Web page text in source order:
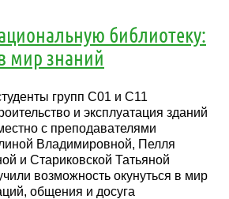
библиотеку:
мир знаний
групп С01 и С11
и эксплуатация зданий
с преподавателями
Владимировной, Пелля
и Стариковской Татьяной
возможность окунуться в мир
общения и досуга